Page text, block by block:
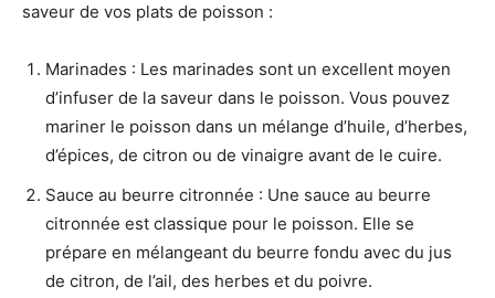
saveur de vos plats de poisson :
Marinades : Les marinades sont un excellent moyen
d’infuser de la saveur dans le poisson. Vous pouvez
mariner le poisson dans un mélange d’huile, d’herbes,
d’épices, de citron ou de vinaigre avant de le cuire.
Sauce au beurre citronnée : Une sauce au beurre
citronnée est classique pour le poisson. Elle se
prépare en mélangeant du beurre fondu avec du jus
de citron, de l’ail, des herbes et du poivre.